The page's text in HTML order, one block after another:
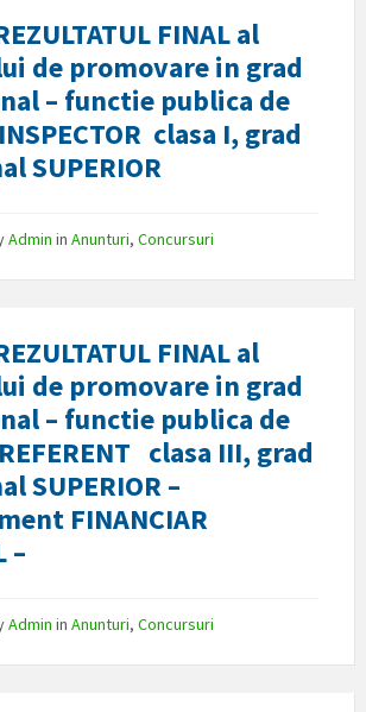
FINAL al
de promovare in grad
– functie publica de
clasa I, grad
SUPERIOR
Admin in Anunturi, Concursuri
FINAL al
de promovare in grad
– functie publica de
clasa III, grad
SUPERIOR –
FINANCIAR
–
Admin in Anunturi, Concursuri